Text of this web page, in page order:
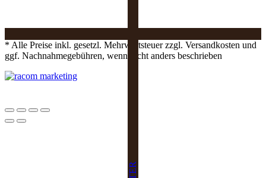
* Alle Preise inkl. gesetzl. Mehrwertsteuer zzgl. Versandkosten und
ggf. Nachnahmegebühren, wenn nicht anders beschrieben